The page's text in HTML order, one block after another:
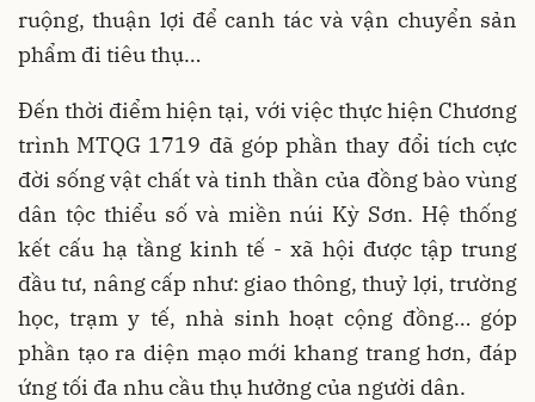
ruộng, thuận lợi để canh tác và vận chuyển sản
phẩm đi tiêu thụ…
Đến thời điểm hiện tại, với việc thực hiện Chương
trình MTQG 1719 đã góp phần thay đổi tích cực
đời sống vật chất và tinh thần của đồng bào vùng
dân tộc thiểu số và miền núi Kỳ Sơn. Hệ thống
kết cấu hạ tầng kinh tế - xã hội được tập trung
đầu tư, nâng cấp như: giao thông, thuỷ lợi, trường
học, trạm y tế, nhà sinh hoạt cộng đồng… góp
phần tạo ra diện mạo mới khang trang hơn, đáp
ứng tối đa nhu cầu thụ hưởng của người dân.